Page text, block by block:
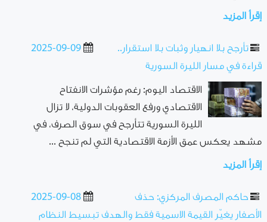
إقرأ المزيد
2025-09-09
تأرجح بلا انهيار وثبات بلا استقرار..
قراءة في مسار الليرة السورية
الاقتصاد اليوم: رغم مؤشرات الانفتاح
الاقتصادي ورفع العقوبات الدولية، لا تزال
الليرة السورية تتأرجح في سوق الصرف، في
مشهد يعكس عمق الأزمة الاقتصادية التي لم تنجح ...
إقرأ المزيد
2025-09-08
حاكم المصرف المركزي: حذف
الأصفار يغيّر القيمة الاسمية فقط والهدف تبسيط النظام